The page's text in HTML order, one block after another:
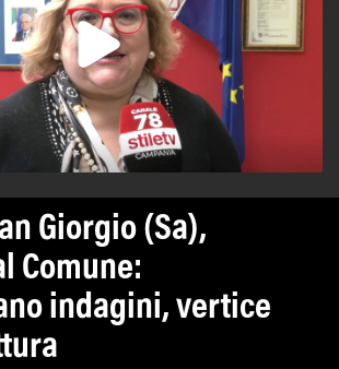
Giorgio (Sa),
Comune:
indagini, vertice